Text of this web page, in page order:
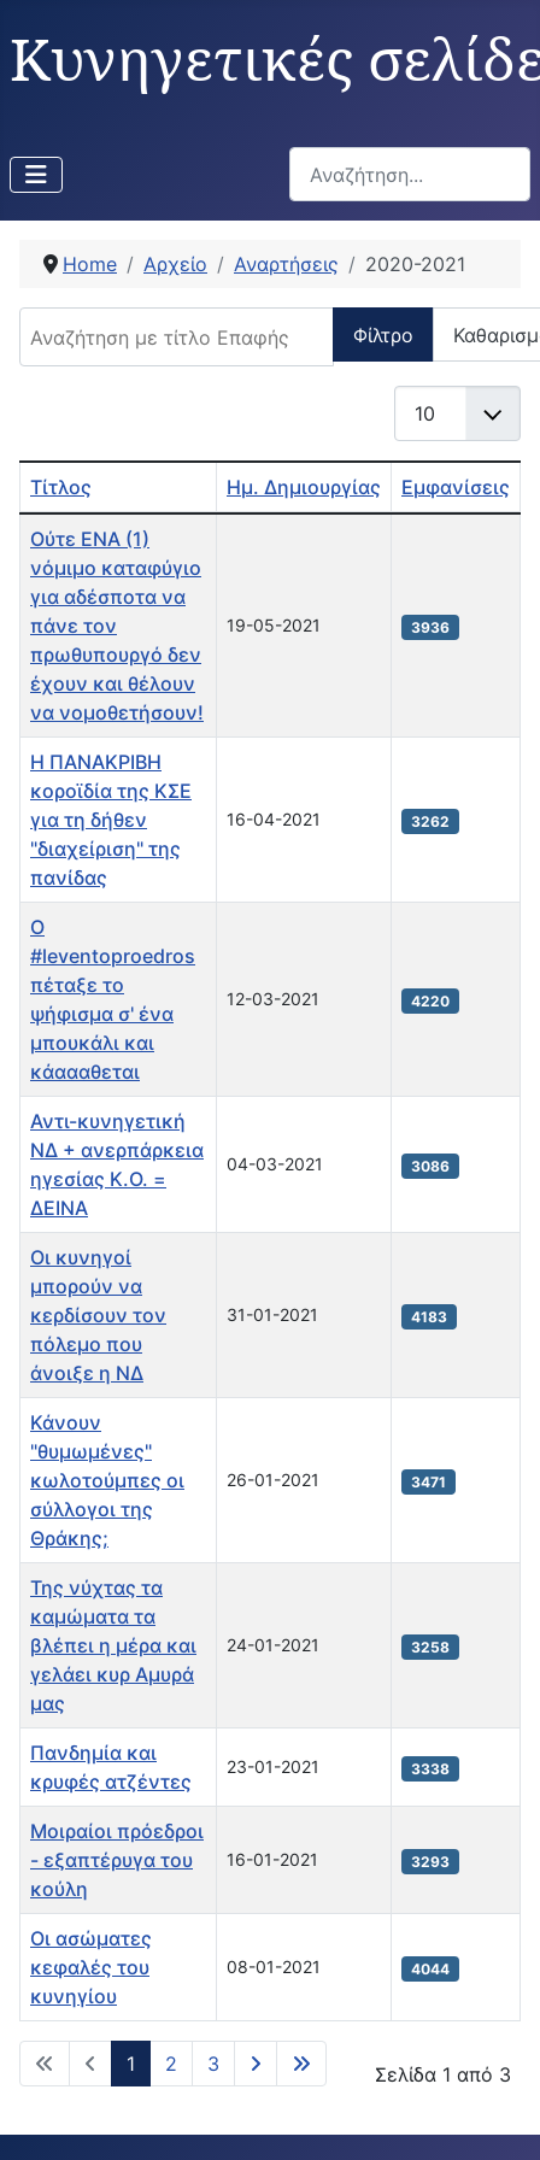
Κυνηγετικές
Αναζήτηση...
Home Αρχείο Αναρτήσεις 2020-2021
Φίλτρο
Άρθρα
Τίτλος Ημ. Δημιουργίας Εμφανίσεις
Ούτε ΕΝΑ (1)
νόμιμο καταφύγιο
για αδέσποτα να
πάνε τον
πρωθυπουργό δεν
έχουν και θέλουν
να νομοθετήσουν!
19-05-2021 3936
Η ΠΑΝΑΚΡΙΒΗ
κοροϊδία της ΚΣΕ
για τη δήθεν
"διαχείριση" της
πανίδας
16-04-2021 3262
Ο
#leventoproedros
πέταξε το
ψήφισμα σ' ένα
μπουκάλι και
κάαααθεται
12-03-2021 4220
Αντι-κυνηγετική
ΝΔ + ανερπάρκεια
ηγεσίας Κ.Ο. =
ΔΕΙΝΑ
04-03-2021 3086
Οι κυνηγοί
μπορούν να
κερδίσουν τον
πόλεμο που
άνοιξε η ΝΔ
31-01-2021 4183
Κάνουν
"θυμωμένες"
κωλοτούμπες οι
σύλλογοι της
Θράκης;
26-01-2021 3471
Της νύχτας τα
καμώματα τα
βλέπει η μέρα και
γελάει κυρ Αμυρά
μας
24-01-2021 3258
Πανδημία και
κρυφές ατζέντες
23-01-2021 3338
Mοιραίοι πρόεδροι
- εξαπτέρυγα του
κούλη
16-01-2021 3293
Οι ασώματες
κεφαλές του
κυνηγίου
08-01-2021 4044
Σελίδα 1 από 3
1 2 3